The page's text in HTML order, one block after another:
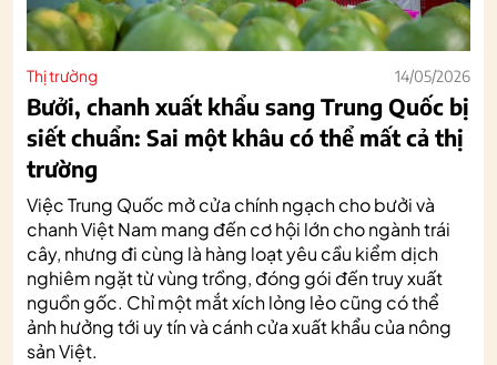
Thị trường 14/05/2026
Bưởi, chanh xuất khẩu sang Trung Quốc bị
siết chuẩn: Sai một khâu có thể mất cả thị
trường
Việc Trung Quốc mở cửa chính ngạch cho bưởi và
chanh Việt Nam mang đến cơ hội lớn cho ngành trái
cây, nhưng đi cùng là hàng loạt yêu cầu kiểm dịch
nghiêm ngặt từ vùng trồng, đóng gói đến truy xuất
nguồn gốc. Chỉ một mắt xích lỏng lẻo cũng có thể
ảnh hưởng tới uy tín và cánh cửa xuất khẩu của nông
sản Việt.